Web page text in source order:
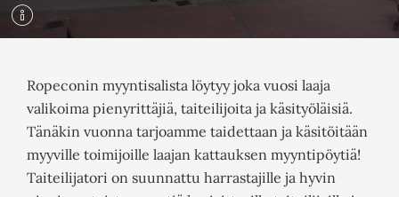
Ropeconin myyntisalista löytyy joka vuosi laaja
valikoima pienyrittäjiä, taiteilijoita ja käsityöläisiä.
Tänäkin vuonna tarjoamme taidettaan ja käsitöitään
myyville toimijoille laajan kattauksen myyntipöytiä!
Taiteilijatori on suunnattu harrastajille ja hyvin